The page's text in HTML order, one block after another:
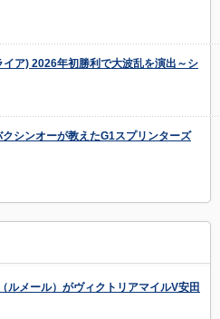
ア) 2026年初勝利で大波乱を演出～シ
シンオーが教えたG1スプリンターズ
ルメール）がヴィクトリアマイルV安田